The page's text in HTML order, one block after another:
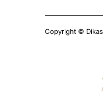
Copyright ©